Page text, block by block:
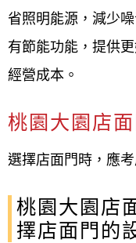
省照明能源，減少
有節能功能，提供
經營成本。
桃園大園店
選擇店面門時，應
桃園大園店
擇店面門的